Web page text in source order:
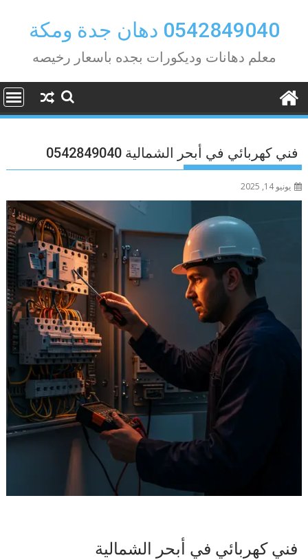
content0542849040 دهان جدة ومكة
معلم دهانات وديكورات بجده باسعار رخيصه
فني كهربائي في أبحر الشمالية 0542849040
يونيو 14, 2025
فني كهربائي في أبحر الشمالية